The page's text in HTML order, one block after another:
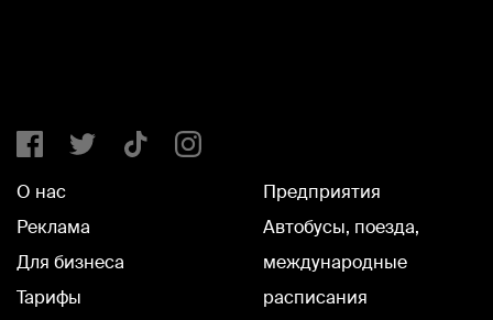
О нас
Реклама
Для бизнеса
Тарифы
Предприятия
Автобусы, поезда,
международные
расписания